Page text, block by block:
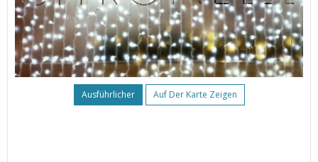
Ausführlicher Auf Der Karte Zeigen